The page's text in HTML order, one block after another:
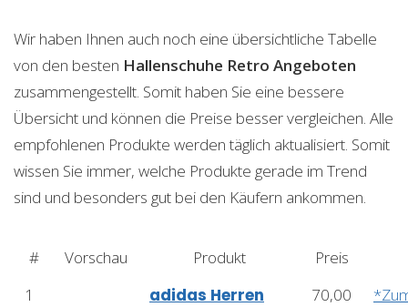
Wir haben Ihnen auch noch eine übersichtliche Tabelle
von den besten Hallenschuhe Retro Angeboten
zusammengestellt. Somit haben Sie eine bessere
Übersicht und können die Preise besser vergleichen. Alle
empfohlenen Produkte werden täglich aktualisiert. Somit
wissen Sie immer, welche Produkte gerade im Trend
sind und besonders gut bei den Käufern ankommen.
# Vorschau Produkt
Preis
1
adidas Herren
70,00